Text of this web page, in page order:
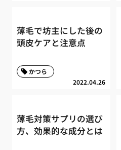
薄毛で坊主にした後の
頭皮ケアと注意点
2022.04.26
かつら
薄毛対策サプリの選び
方、効果的な成分とは